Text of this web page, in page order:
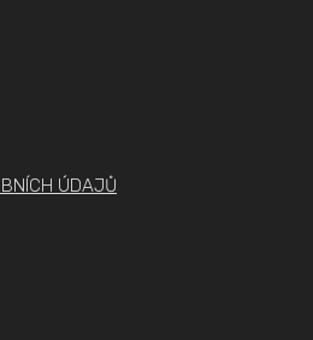
ÚDAJŮ